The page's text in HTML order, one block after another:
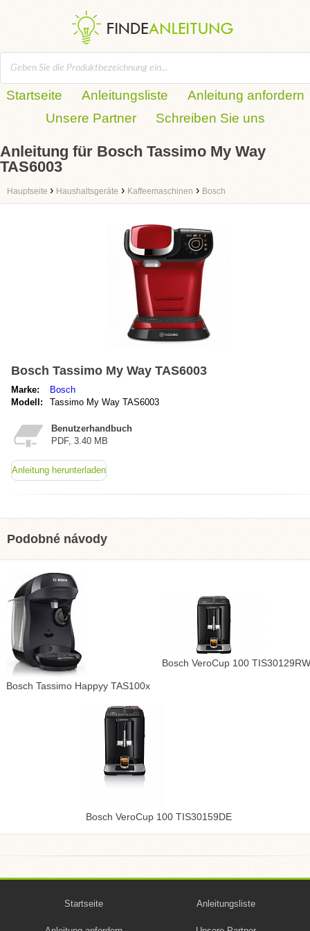
Startseite Anleitungsliste
Anleitung anfordern
Unsere Partner
Schreiben Sie uns
Anleitung für Bosch Tassimo My Way
TAS6003
Hauptseite › Haushaltsgeräte › Kaffeemaschinen › Bosch
Bosch Tassimo My Way TAS6003
Marke:
Bosch
Modell:
Tassimo My Way TAS6003
Benutzerhandbuch
PDF, 3.40 MB
Anleitung herunterladen
Podobné návody
Bosch Tassimo Happyy TAS100x
Bosch VeroCup 100 TIS30129RW
Bosch VeroCup 100 TIS30159DE
Startseite Anleitungsliste